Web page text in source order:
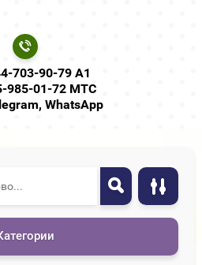
703-90-79 А1
985-01-72 МТС
WhatsApp